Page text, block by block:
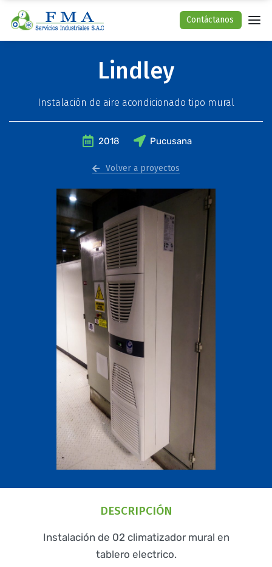
Contáctanos
Lindley
Instalación de aire acondicionado tipo mural
2018 Pucusana
Volver a proyectos
DESCRIPCIÓN
Instalación de 02 climatizador mural en
tablero electrico.